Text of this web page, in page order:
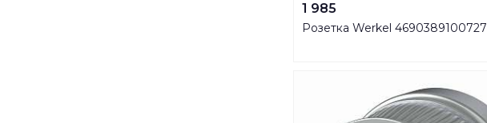
1 985
Розетка Werkel 4690389100727